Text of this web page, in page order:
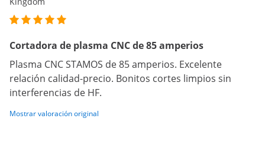
Cortadora de plasma CNC de 85 amperios
Plasma CNC STAMOS de 85 amperios. Excelente
relación calidad-precio. Bonitos cortes limpios sin
interferencias de HF.
Mostrar valoración original